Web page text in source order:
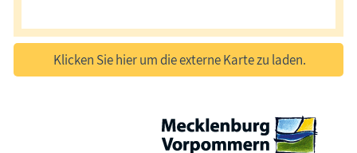
Klicken Sie hier um die externe Karte zu laden.